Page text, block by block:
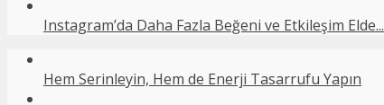
Instagram’da Daha Fazla Beğeni ve Etkileşim Elde...
Hem Serinleyin, Hem de Enerji Tasarrufu Yapın